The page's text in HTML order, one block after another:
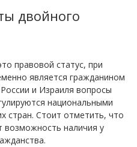
двойного
правовой статус, при
является гражданином
и Израиля вопросы
национальными
стран. Стоит отметить, что
возможность наличия у